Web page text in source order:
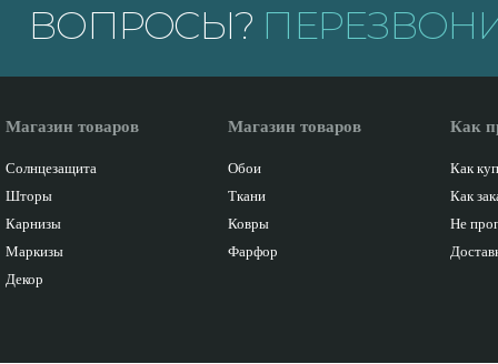
ВОПРОСЫ?
Магазин товаров
Солнцезащита
Шторы
Карнизы
Маркизы
Декор
Магазин товаров
Обои
Ткани
Ковры
Фарфор
Как
Как
Как
Не